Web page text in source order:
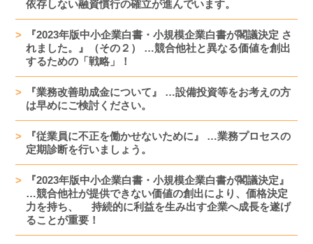
依存しない融資慣行の確立が進んでいます。
『2023年版中小企業白書・小規模企業白書が閣議決定 さ
れました。』（その２） …競合他社と異なる価値を創出
するための「戦略」！
『業務改善助成金について』 …設備投資等をお考えの方
は早めにご検討ください。
『従業員に不正を働かせないために』 …業務プロセスの
定期診断を行いましょう。
『2023年版中小企業白書・小規模企業白書が閣議決定』
…競合他社が提供できない価値の創出により、価格決定
力を持ち、 持続的に利益を生み出す企業へ成長を遂げ
ることが重要！